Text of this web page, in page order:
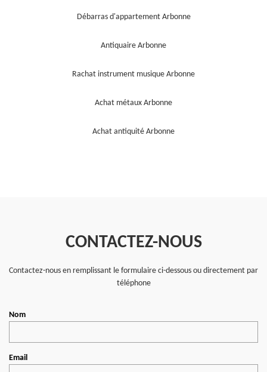
Débarras d'appartement Arbonne
Antiquaire Arbonne
Rachat instrument musique Arbonne
Achat métaux Arbonne
Achat antiquité Arbonne
CONTACTEZ-NOUS
Contactez-nous en remplissant le formulaire ci-dessous ou directement par
téléphone
Nom
Email